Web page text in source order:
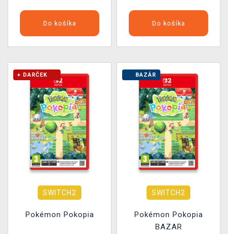
Do košíka Do košíka
+ DARČEK
SWITCH2
Pokémon Pokopia
BAZÁR
SWITCH2
Pokémon Pokopia
BAZAR